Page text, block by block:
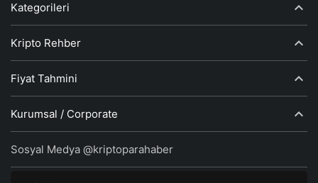
Kategorileri
Kripto Rehber
Fiyat Tahmini
Kurumsal / Corporate
Sosyal Medya @kriptoparahaber